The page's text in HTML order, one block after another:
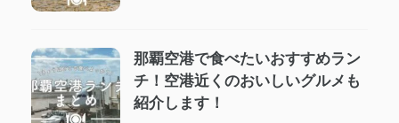
那覇空港で食べたいおすすめラン
チ！空港近くのおいしいグルメも
紹介します！